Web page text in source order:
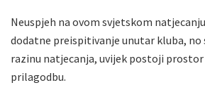
Neuspjeh na ovom svjetskom
dodatne preispitivanje unutar kluba, no
razinu natjecanja, uvijek postoji
prilagodbu.